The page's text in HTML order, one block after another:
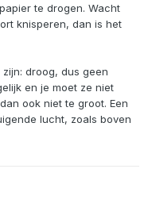
te drogen. Wacht
knisperen, dan is het
droog, dus geen
en je moet ze niet
ook niet te groot. Een
lucht, zoals boven